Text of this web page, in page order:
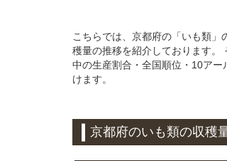
こちらでは、京都府の「いも類
穫量の推移を紹介しております。
中の生産割合・全国順位・10ア
けます。
京都府のいも類の収穫